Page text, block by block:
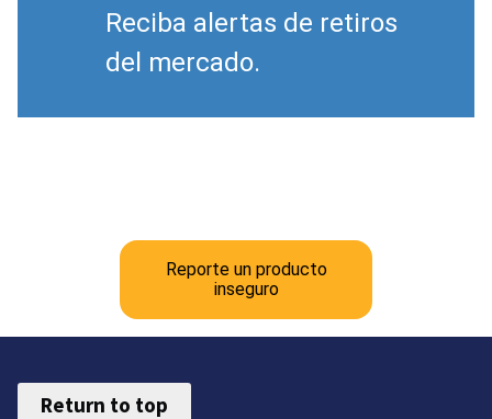
Reciba alertas de retiros
del mercado.
Reporte un producto
inseguro
Return to top